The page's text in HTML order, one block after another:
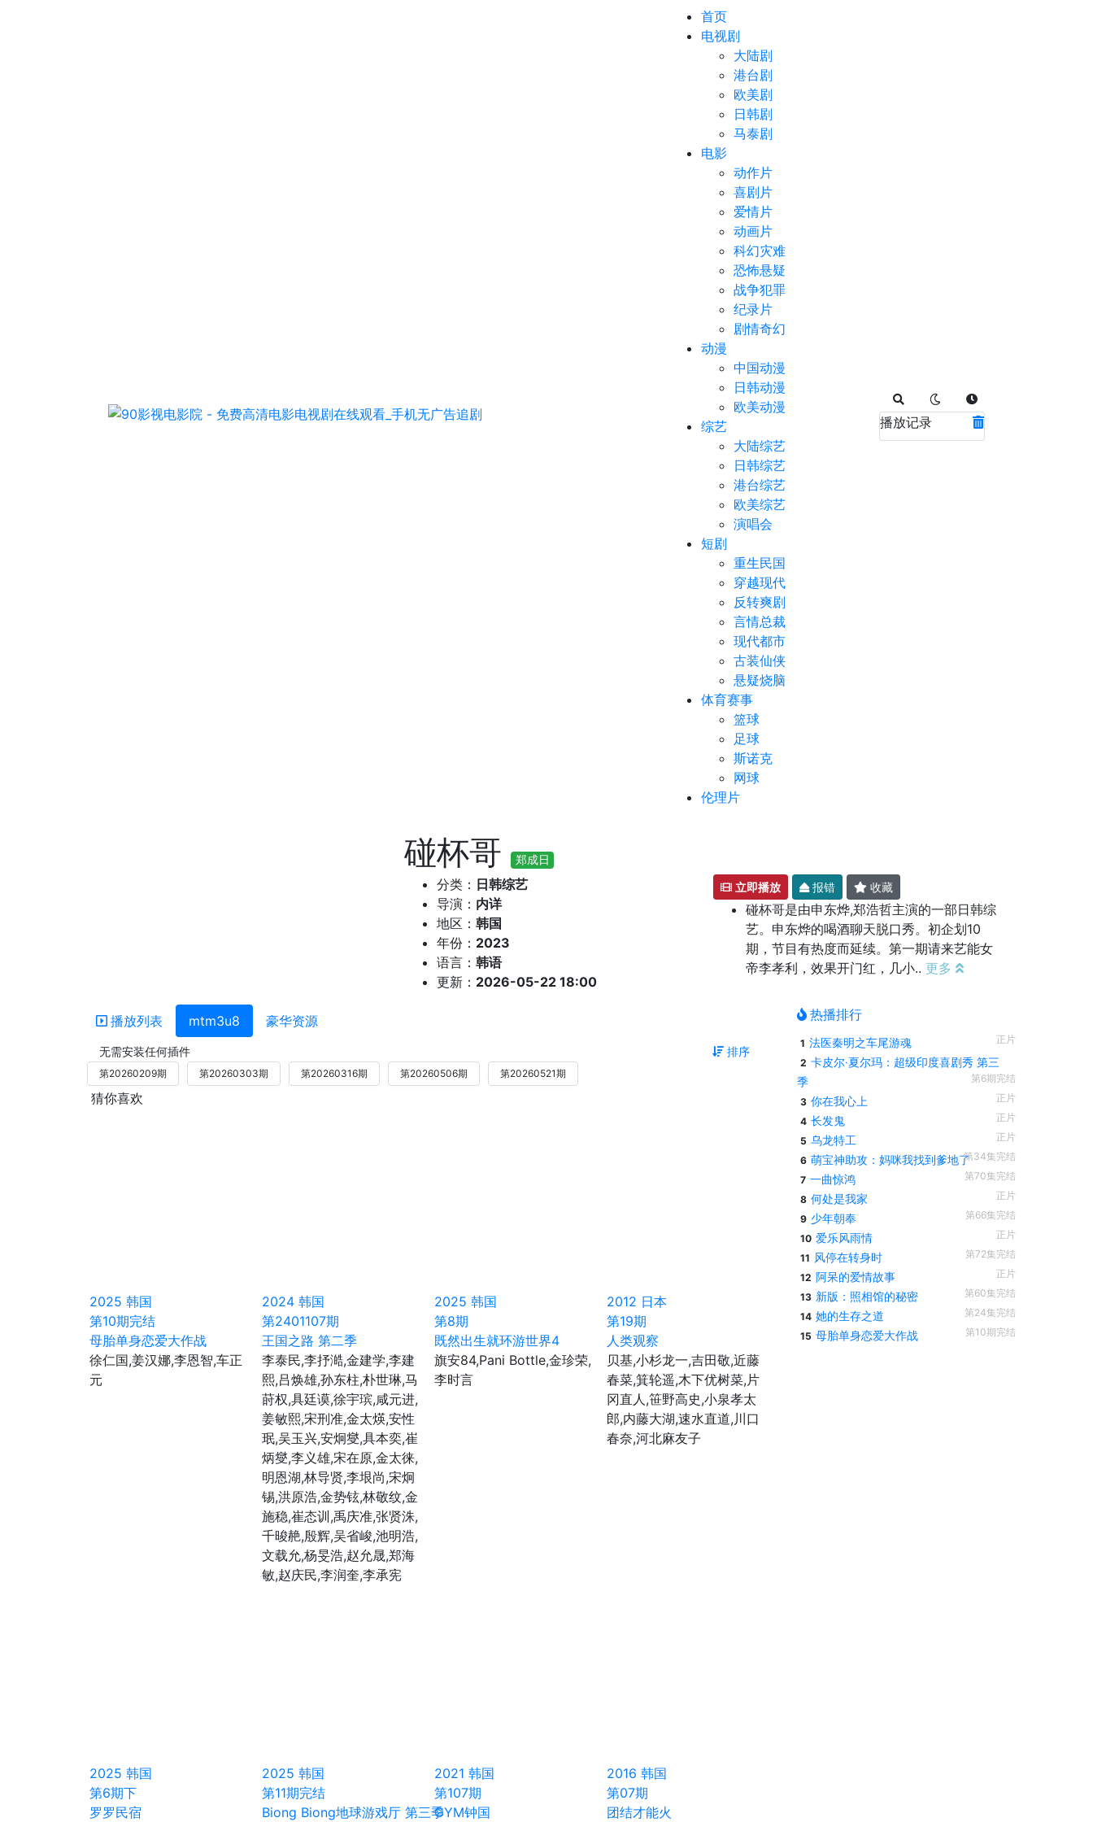
首页
电视剧
大陆剧
港台剧
欧美剧
日韩剧
马泰剧
电影
动作片
喜剧片
爱情片
动画片
科幻灾难
恐怖悬疑
战争犯罪
纪录片
剧情奇幻
动漫
中国动漫
日韩动漫
欧美动漫
综艺
大陆综艺
日韩综艺
港台综艺
欧美综艺
演唱会
短剧
重生民国
穿越现代
反转爽剧
言情总裁
现代都市
古装仙侠
悬疑烧脑
体育赛事
篮球
足球
斯诺克
网球
伦理片
播放记录
碰杯哥 郑成日
分类： 日韩综艺
导演： 内详
地区： 韩国
年份： 2023
语言： 韩语
更新： 2026-05-22 18:00
立即播放 报错 收藏
碰杯哥是由申东烨,郑浩哲主演的一部日韩综
艺。申东烨的喝酒聊天脱口秀。初企划10
期，节目有热度而延续。第一期请来艺能女
帝李孝利，效果开门红，几小.. 更多
播放列表 mtm3u8 豪华资源
无需安装任何插件 排序
第20260209期 第20260303期 第20260316期 第20260506期 第20260521期
猜你喜欢
2025 韩国
第10期完结
母胎单身恋爱大作战
徐仁国,姜汉娜,李恩智,车正
元
2024 韩国
第2401107期
王国之路 第二季
李泰民,李抒澔,金建学,李建
熙,吕焕雄,孙东柱,朴世琳,马
莳权,具廷谟,徐宇瑸,咸元进,
姜敏熙,宋刑准,金太煐,安性
珉,吴玉兴,安炯燮,具本奕,崔
炳燮,李义雄,宋在原,金太徕,
明恩湖,林导贤,李垠尚,宋炯
锡,洪原浩,金势铉,林敬纹,金
施稳,崔态训,禹庆准,张贤洙,
千晙赩,殷辉,吴省峻,池明浩,
文载允,杨旻浩,赵允晟,郑海
敏,赵庆民,李润奎,李承宪
2025 韩国
第8期
既然出生就环游世界4
旗安84,Pani Bottle,金珍荣,
李时言
2012 日本
第19期
人类观察
贝基,小杉龙一,吉田敬,近藤
春菜,箕轮遥,木下优树菜,片
冈直人,笹野高史,小泉孝太
郎,内藤大湖,速水直道,川口
春奈,河北麻友子
2025 韩国
第6期下
罗罗民宿
2025 韩国
第11期完结
Biong Biong地球游戏厅 第三季
2021 韩国
第107期
GYM钟国
2016 韩国
第07期
团结才能火
热播排行
1 法医秦明之车尾游魂
正片
2 卡皮尔·夏尔玛：超级印度喜剧秀 第三
季
第6期完结
3 你在我心上
正片
4 长发鬼
正片
5 乌龙特工
正片
6 萌宝神助攻：妈咪我找到爹地了第34集完结
7 一曲惊鸿
第70集完结
8 何处是我家
正片
9 少年朝奉
第66集完结
10 爱乐风雨情
正片
11 风停在转身时
第72集完结
12 阿呆的爱情故事
正片
13 新版：照相馆的秘密
第60集完结
14 她的生存之道
第24集完结
15 母胎单身恋爱大作战 第10期完结